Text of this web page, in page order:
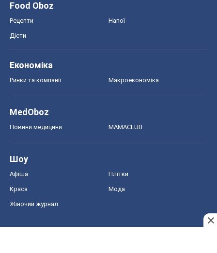
Food Oboz
Рецепти Напої
Дієти
Економіка
Ринки та компанії Макроекономіка
MedOboz
Новини медицини MAMACLUB
Шоу
Афіша Плітки
Краса Мода
Жіночий журнал